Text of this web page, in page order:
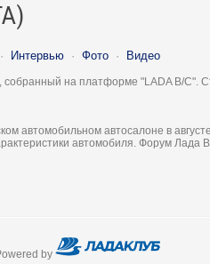
· Интервью · Фото · Видео
на платформе "LADA B/C".
автомобильном автосалоне в
автомобиля. Форум
by